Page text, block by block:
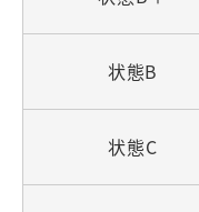
状態B
状態C